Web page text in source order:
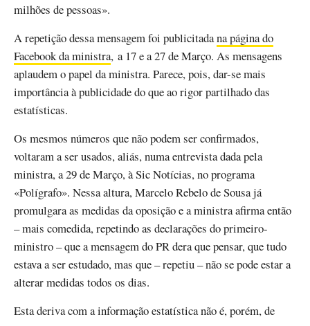
milhões de pessoas».
A repetição dessa mensagem foi publicitadana página do
Facebook da ministra, a 17 e a 27 de Março. As mensagens
aplaudem o papel da ministra. Parece, pois, dar-se mais
importância à publicidade do que ao rigor partilhado das
estatísticas.
Os mesmos números que não podem ser confirmados,
voltaram a ser usados, aliás, numa entrevista dada pela
ministra, a 29 de Março, à Sic Notícias, no programa
«Polígrafo». Nessa altura, Marcelo Rebelo de Sousa já
promulgara as medidas da oposição e a ministra afirma então
– mais comedida, repetindo as declarações do primeiro-
ministro – que a mensagem do PR dera que pensar, que tudo
estava a ser estudado, mas que – repetiu – não se pode estar a
alterar medidas todos os dias.
Esta deriva com a informação estatística não é, porém, de